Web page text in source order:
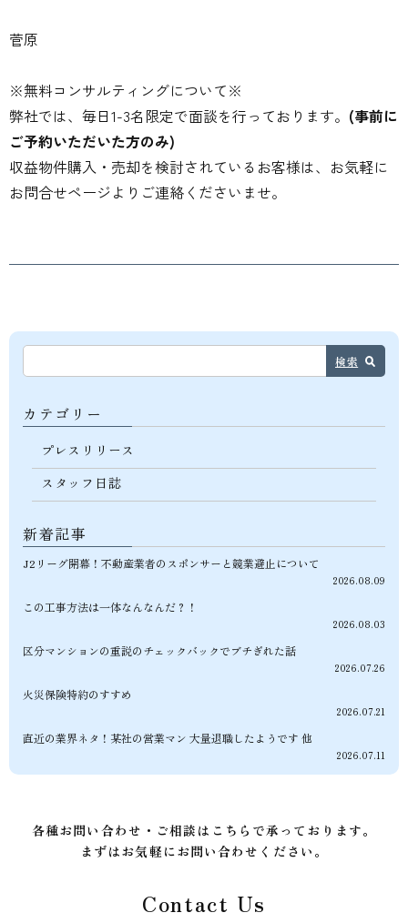
菅原
※無料コンサルティングについて※
弊社では、毎日1-3名限定で面談を行っております。 (事前に
ご予約いただいた方のみ)
収益物件購入・売却を検討されているお客様は、お気軽に
お問合せページよりご連絡くださいませ。
検索
カテゴリー
プレスリリース
スタッフ日誌
新着記事
J2リーグ開幕！不動産業者のスポンサーと競業避止について
2026.08.09
この工事方法は一体なんなんだ？！
2026.08.03
区分マンションの重説のチェックバックでブチぎれた話
2026.07.26
火災保険特約のすすめ
2026.07.21
直近の業界ネタ！某社の営業マン 大量退職したようです 他
2026.07.11
各種お問い合わせ・ご相談はこちらで承っております。
まずはお気軽にお問い合わせください。
Contact Us